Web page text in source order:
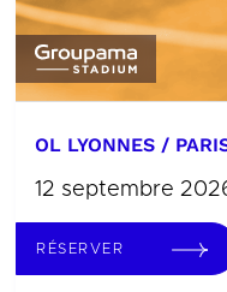
OL LYONNES /
12 septembre
RÉSERVER